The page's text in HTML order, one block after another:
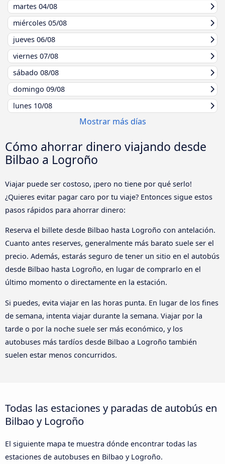
martes 04/08
miércoles 05/08
jueves 06/08
viernes 07/08
sábado 08/08
domingo 09/08
lunes 10/08
Mostrar más días
Cómo ahorrar dinero viajando desde
Bilbao a Logroño
Viajar puede ser costoso, ¡pero no tiene por qué serlo!
¿Quieres evitar pagar caro por tu viaje? Entonces sigue estos
pasos rápidos para ahorrar dinero:
Reserva el billete desde Bilbao hasta Logroño con antelación.
Cuanto antes reserves, generalmente más barato suele ser el
precio. Además, estarás seguro de tener un sitio en el autobús
desde Bilbao hasta Logroño, en lugar de comprarlo en el
último momento o directamente en la estación.
Si puedes, evita viajar en las horas punta. En lugar de los fines
de semana, intenta viajar durante la semana. Viajar por la
tarde o por la noche suele ser más económico, y los
autobuses más tardíos desde Bilbao a Logroño también
suelen estar menos concurridos.
Todas las estaciones y paradas de autobús en
Bilbao y Logroño
El siguiente mapa te muestra dónde encontrar todas las
estaciones de autobuses en Bilbao y Logroño.